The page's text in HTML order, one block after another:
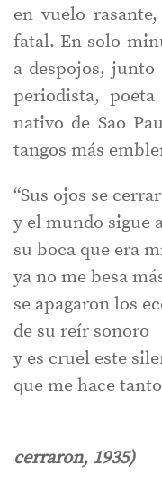
en vuelo
fatal. En solo
a despojos,
periodista,
nativo de Sao
tangos más
“Sus ojos se
y el mundo sigue
su boca que era
ya no me besa
se apagaron los
de su reír sonoro
y es cruel este
que me hace
cerraron, 1935)